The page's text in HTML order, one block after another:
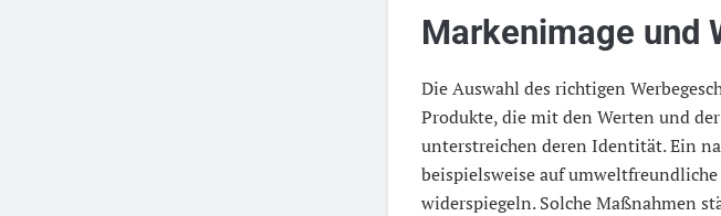
Markenimage und
Die Auswahl des richtigen
Produkte, die mit den Werten und
unterstreichen deren Identität. Ein
beispielsweise auf umweltfreundliche
widerspiegeln. Solche Maßnahmen